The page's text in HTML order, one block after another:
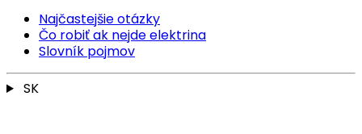
Najčastejšie otázky
Čo robiť ak nejde elektrina
Slovník pojmov
SK